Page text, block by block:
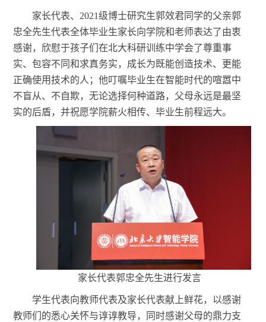
家长代表、 2021级博士研究生郭效君同学的父亲郭
忠全先生代表全体毕业生家长向学院和老师表达了由衷
感谢，欣慰于孩子们在北大科研训练中学会了尊重事
实、包容不同和求真务实，成长为既能创造技术、更能
正确使用技术的人；他叮嘱毕业生在智能时代的喧嚣中
不盲从、不自欺，无论选择何种道路，父母永远是最坚
实的后盾，并祝愿学院薪火相传、毕业生前程远大。
家长代表郭忠全先生进行发言
学生代表向教师代表及家长代表献上鲜花，以感谢
教师们的悉心关怀与谆谆教导，同时感谢父母的鼎力支